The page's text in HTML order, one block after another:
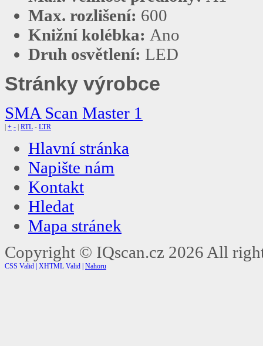
Max. rozlišení: 600
Knižní kolébka: Ano
Druh osvětlení: LED
Stránky výrobce
SMA Scan Master 1
+ - RTL - LTR
Hlavní stránka
Napište nám
Kontakt
Hledat
Mapa stránek
Copyright © IQscan.cz 2026 All
CSS Valid | XHTML Valid | Nahoru